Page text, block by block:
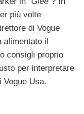
più volte
di Vogue
alimentato il
consigli proprio
per interpretare
Vogue Usa.